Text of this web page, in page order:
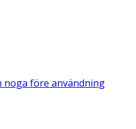
noga före användning